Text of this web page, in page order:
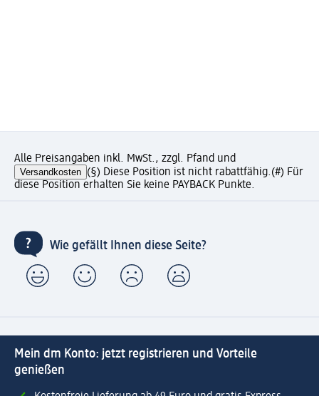
Alle Preisangaben inkl. MwSt., zzgl. Pfand und
Versandkosten (§) Diese Position ist nicht rabattfähig.(#) Für
diese Position erhalten Sie keine PAYBACK Punkte.
Wie gefällt Ihnen diese Seite?
Mein dm Konto: jetzt registrieren und Vorteile
genießen